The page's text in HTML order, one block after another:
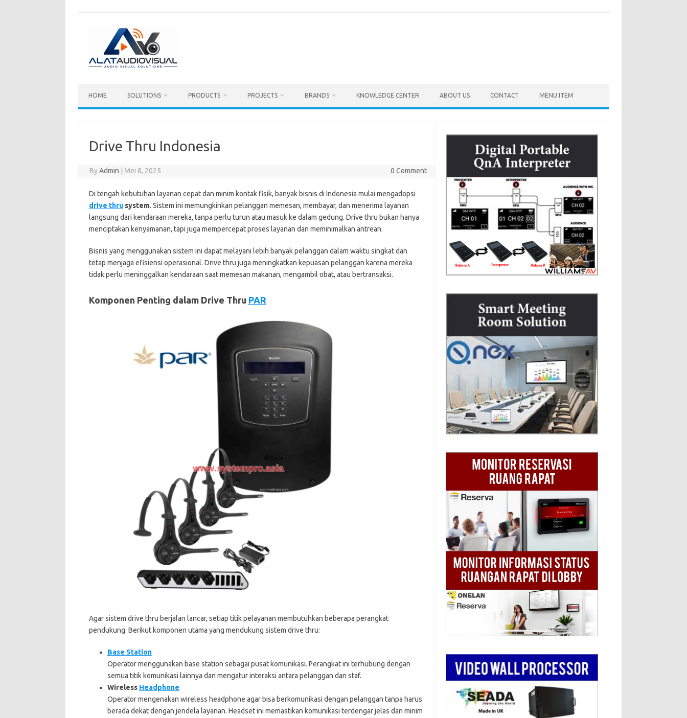
HOME SOLUTIONS PRODUCTS PROJECTS BRANDS KNOWLEDGE CENTER ABOUT US CONTACT MENU ITEM
Drive Thru Indonesia
ByAdmin Mei 8, 2025 0 Comment
Di tengah kebutuhan layanan cepat dan minim kontak fisik, banyak bisnis di Indonesia mulai mengadopsi
drive thrusystem. Sistem ini memungkinkan pelanggan memesan, membayar, dan menerima layanan
langsung dari kendaraan mereka, tanpa perlu turun atau masuk ke dalam gedung. Drive thru bukan hanya
menciptakan kenyamanan, tapi juga mempercepat proses layanan dan meminimalkan antrean.
Bisnis yang menggunakan sistem ini dapat melayani lebih banyak pelanggan dalam waktu singkat dan
tetap menjaga efisiensi operasional. Drive thru juga meningkatkan kepuasan pelanggan karena mereka
tidak perlu meninggalkan kendaraan saat memesan makanan, mengambil obat, atau bertransaksi.
Komponen Penting dalam Drive Thru PAR
Agar sistem drive thru berjalan lancar, setiap titik pelayanan membutuhkan beberapa perangkat
pendukung. Berikut komponen utama yang mendukung sistem drive thru:
Base Station
Operator menggunakan base station sebagai pusat komunikasi. Perangkat ini terhubung dengan
semua titik komunikasi lainnya dan mengatur interaksi antara pelanggan dan staf.
Wireless Headphone
Operator mengenakan wireless headphone agar bisa berkomunikasi dengan pelanggan tanpa harus
berada dekat dengan jendela layanan. Headset ini memastikan komunikasi terdengar jelas dan minim